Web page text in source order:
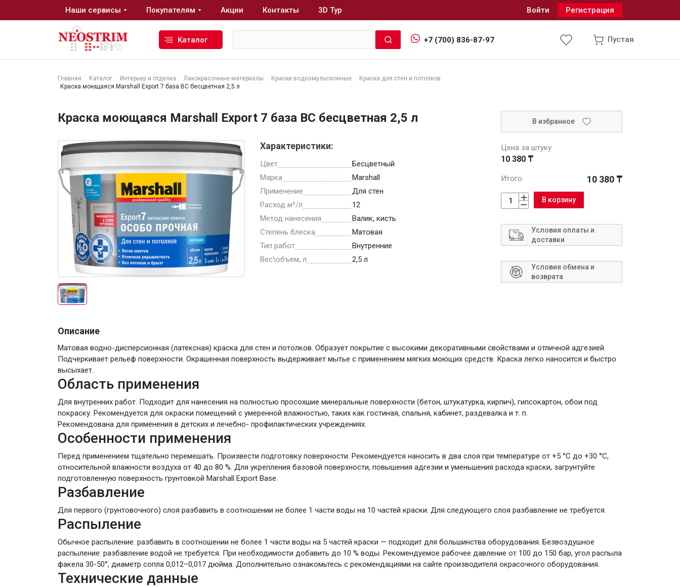
Главная Каталог Интерьер и отделка Лакокрасочные материалы Краски водоэмульсионные
Краска для стен и потолков
Краска моющаяся Marshall Export 7 база BС бесцветная 2,5 л
Краска моющаяся Marshall Export 7 база BС бесцветная 2,5 л
Характеристики:
Цвет
Бесцветный
Марка
Marshall
Применение
Для стен
Расход м²/л
12
Метод нанесения
Валик, кисть
Степень блеска
Матовая
Тип работ
Внутренние
Вес\объем, л
2,5 л
В избранное
Цена за штуку
10 380 ₸
Итого 10 380 ₸
В корзину
Условия оплаты и
доставки
Условия обмена и
возврата
Описание
Матовая водно-дисперсионная (латексная) краска для стен и потолков. Образует покрытие с высокими декоративными свойствами и отличной адгезией.
Подчеркивает рельеф поверхности. Окрашенная поверхность выдерживает мытье с применением мягких моющих средств. Краска легко наносится и быстро
высыхает.
Область применения
Для внутренних работ. Подходит для нанесения на полностью просохшие минеральные поверхности (бетон, штукатурка, кирпич), гипсокартон, обои под
покраску. Рекомендуется для окраски помещений с умеренной влажностью, таких как гостиная, спальня, кабинет, раздевалка и т. п.
Рекомендована для применения в детских и лечебно- профилактических учреждениях.
Особенности применения
Перед применением тщательно перемешать. Произвести подготовку поверхности. Рекомендуется наносить в два слоя при температуре от +5 °C до +30 °С,
относительной влажности воздуха от 40 до 80 %. Для укрепления базовой поверхности, повышения адгезии и уменьшения расхода краски, загрунтуйте
подготовленную поверхность грунтовкой Marshall Export Base.
Разбавление
Для первого (грунтовочного) слоя разбавить в соотношении не более 1 части воды на 10 частей краски. Для следующего слоя разбавление не требуется.
Распыление
Обычное распыление: разбавить в соотношении не более 1 части воды на 5 частей краски — подходит для большинства оборудования. Безвоздушное
распыление: разбавление водой не требуется. При необходимости добавить до 10 % воды. Рекомендуемое рабочее давление от 100 до 150 бар, угол распыла
факела 30-50°, диаметр сопла 0,012–0,017 дюйма. Дополнительно ознакомьтесь с рекомендациями на сайте производителя окрасочного оборудования.
Технические данные
Наши сервисы Покупателям Акции Контакты 3D Тур Войти Регистрация
Каталог +7 (700) 836-87-97 Пустая
Стройматериалы
Сухие строительные смеси
Гидроизоляция
Изоляционные материалы
Кровельные материалы
Ещё 2
Лакокрасочные материалы
Клеи, жидкие гвозди
Обои
Ещё 5
Водоснабжение и водоотведение
Электро-оборудование Инструменты
Малярный инструмент
Сантехника
Крепежи
Анкеры
Монтажные ленты
Канаты, шнуры
Товары для бани и сауны
Оборудование для клининга и уборки